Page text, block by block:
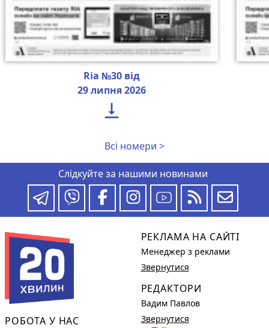
Ria №30 від
29 липня 2026

Всі номери >
Слідкуйте за нашими новинами
РОБОТА У НАС
РЕКЛАМА НА САЙТІ
Менеджер з реклами
Звернутися
РЕДАКТОРИ
Вадим Павлов
Звернутися